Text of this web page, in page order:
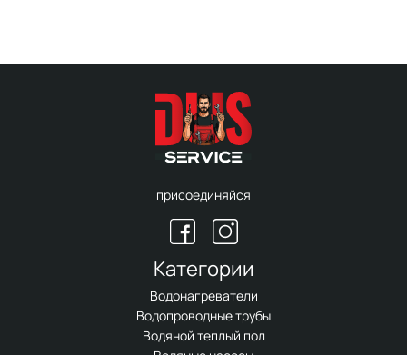
присоединяйся
Категории
Водонагреватели
Водопроводные трубы
Водяной теплый пол